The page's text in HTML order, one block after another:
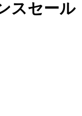
スセール